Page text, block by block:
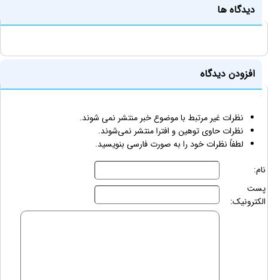
دیدگاه ها
افزودن دیدگاه
نظرات غیر مرتبط با موضوع خبر منتشر نمی شوند.
نظرات حاوی توهین و افترا منتشر نمی‌شوند.
لطفاً نظرات خود را به صورت فارسی بنویسید.
نام:
پست
الکترونیک: